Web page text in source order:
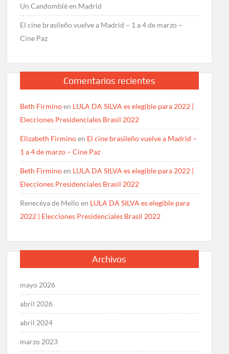
Un Candomblé en Madrid
El cine brasileño vuelve a Madrid – 1 a 4 de marzo –
Cine Paz
Comentarios recientes
Beth Firminoen LULA DA SILVA es elegible para 2022 |
Elecciones Presidenciales Brasil 2022
Elizabeth Firminoen El cine brasileño vuelve a Madrid –
1 a 4 de marzo – Cine Paz
Beth Firminoen LULA DA SILVA es elegible para 2022 |
Elecciones Presidenciales Brasil 2022
Renecéya de Melloen LULA DA SILVA es elegible para
2022 | Elecciones Presidenciales Brasil 2022
Archivos
mayo 2026
abril 2026
abril 2024
marzo 2023